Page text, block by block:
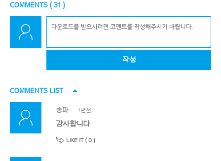
COMMENTS ( 31 )
작성
COMMENTS LIST
송파 1년전
감사합니다
LIKE IT ( 0 )